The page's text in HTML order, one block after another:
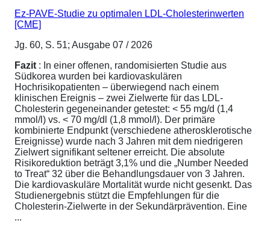
Ez-PAVE-Studie zu optimalen LDL-Cholesterinwerten
[CME]
Jg. 60, S. 51; Ausgabe 07 / 2026
Fazit : In einer offenen, randomisierten Studie aus
Südkorea wurden bei kardiovaskulären
Hochrisikopatienten – überwiegend nach einem
klinischen Ereignis – zwei Zielwerte für das LDL-
Cholesterin gegeneinander getestet: < 55 mg/d (1,4
mmol/l) vs. < 70 mg/dl (1,8 mmol/l). Der primäre
kombinierte Endpunkt (verschiedene atherosklerotische
Ereignisse) wurde nach 3 Jahren mit dem niedrigeren
Zielwert signifikant seltener erreicht. Die absolute
Risikoreduktion beträgt 3,1% und die „Number Needed
to Treat“ 32 über die Behandlungsdauer von 3 Jahren.
Die kardiovaskuläre Mortalität wurde nicht gesenkt. Das
Studienergebnis stützt die Empfehlungen für die
Cholesterin-Zielwerte in der Sekundärprävention. Eine
...